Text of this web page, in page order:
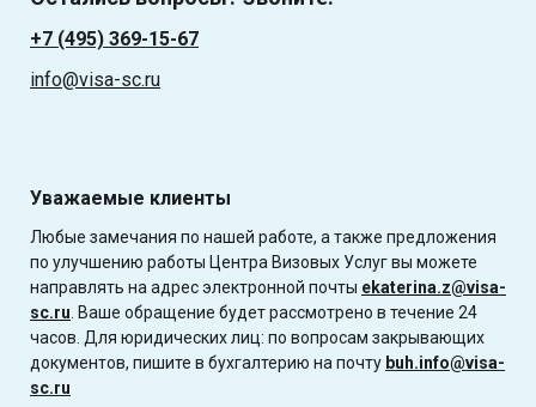
+7 (495) 369-15-67
info@visa-sc.ru
Уважаемые клиенты
Любые замечания по нашей работе, а также предложения
по улучшению работы Центра Визовых Услуг вы можете
направлять на адрес электронной почты ekaterina.z@visa-
sc.ru . Ваше обращение будет рассмотрено в течение 24
часов. Для юридических лиц: по вопросам закрывающих
документов, пишите в бухгалтерию на почту buh.info@visa-
sc.ru